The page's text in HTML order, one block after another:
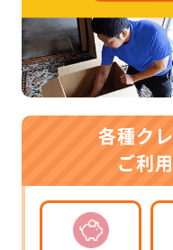
各種ク
ご利